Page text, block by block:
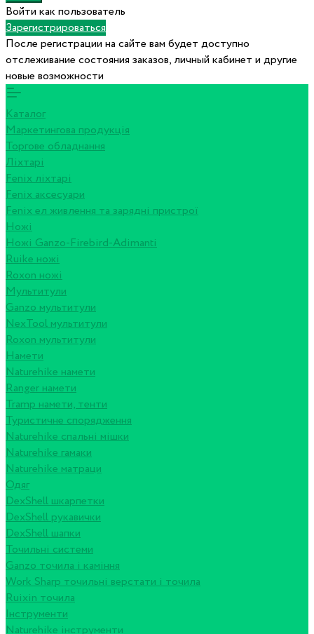
Войти как пользователь
Зарегистрироваться
После регистрации на сайте вам будет доступно
отслеживание состояния заказов, личный кабинет и другие
новые возможности
Каталог
Маркетингова продукція
Торгове обладнання
Ліхтарі
Fenix ліхтарі
Fenix аксесуари
Fenix ел живлення та зарядні пристрої
Ножі
Ножі Ganzo-Firebird-Adimanti
Ruike ножі
Roxon ножi
Мультитули
Ganzo мультитули
NexTool мультитули
Roxon мультитули
Намети
Naturehike намети
Ranger намети
Tramp намети, тенти
Туристичне спорядження
Naturehike спальні мішки
Naturehike гамаки
Naturehike матраци
Одяг
DexShell шкарпетки
DexShell рукавички
DexShell шапки
Точильні системи
Ganzo точила і каміння
Work Sharp точильні верстати і точила
Ruixin точила
Інструменти
Naturehike інструменти